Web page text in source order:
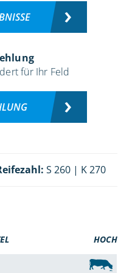
für Ihr Feld
S 260 | K 270
HOCH